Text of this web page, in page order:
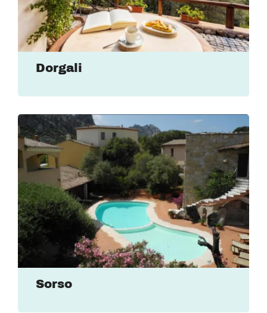
Dorgali
Sorso